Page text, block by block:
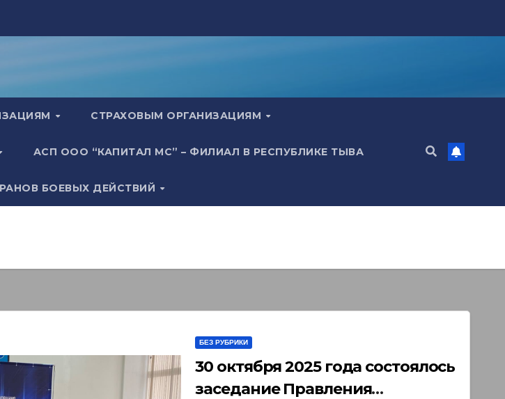
СТРАХОВЫМ ОРГАНИЗАЦИЯМ
АСП ООО “КАПИТАЛ МС” – ФИЛИАЛ В РЕСПУБЛИКЕ ТЫВА
БОЕВЫХ ДЕЙСТВИЙ
БЕЗ РУБРИКИ
30 октября 2025 года состоялось
заседание Правления